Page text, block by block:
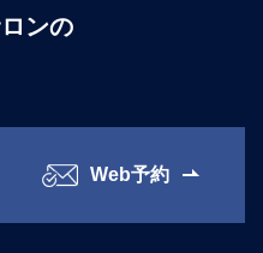
ンの
Web予約